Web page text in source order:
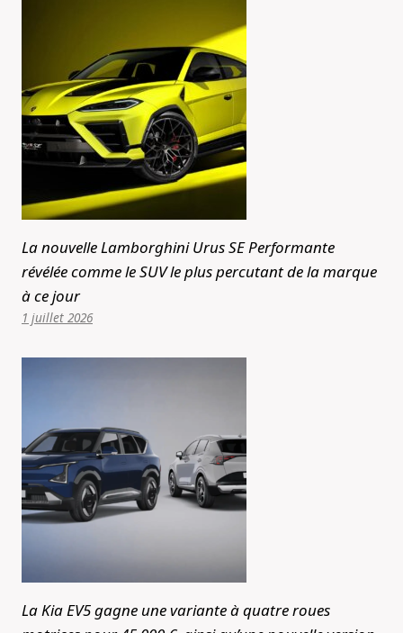
La nouvelle Lamborghini Urus SE Performante
révélée comme le SUV le plus percutant de la marque
à ce jour
1 juillet 2026
La Kia EV5 gagne une variante à quatre roues